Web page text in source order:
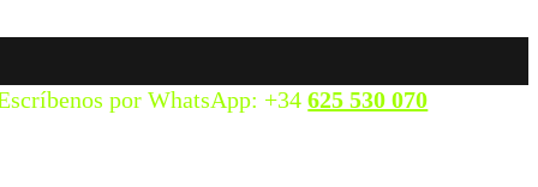
por WhatsApp: +34 625 530 070